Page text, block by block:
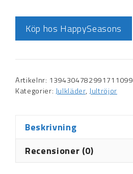
Köp hos HappySeasons
Artikelnr: 1394304782991711099
Kategorier: Julkläder, Jultröjor
Beskrivning
Recensioner (0)